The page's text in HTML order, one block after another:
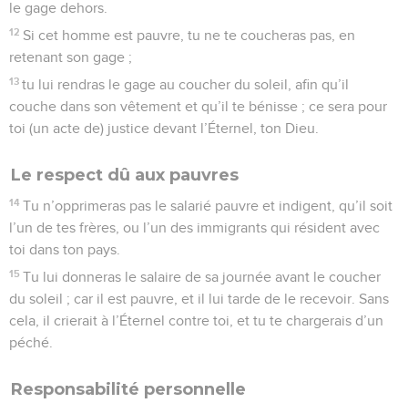
grand et un petit.
15 Tu auras un poids exact et juste, tu auras un épha exact et
juste, afin que tes jours se prolongent dans le territoire que
l’Éternel, ton Dieu, te donne.
Car quiconque agit ainsi, quiconque commet une fraude,
est en horreur à l’Éternel, ton Dieu.
Les Amalécites, ennemis héréditaires
17 Souviens-toi de ce que te fit Amalec pendant la route, lors
de votre sortie d’Égypte,
18 comment il te rencontra pendant la route et coupa ton
arrière-garde, tous ceux qui se traînaient les derniers,
pendant que tu étais las et fatigué, et cela parce qu’il ne
craignait pas Dieu.
19 Lorsque l’Éternel, ton Dieu, (en te délivrant) de tous tes
que l’Éternel, ton Dieu, te donne en héritage pour en